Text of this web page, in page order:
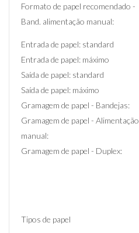
Formato de papel recomendado -
Band. alimentação manual:
Entrada de papel: standard
Entrada de papel: máximo
Saída de papel: standard
Saída de papel: máximo
Gramagem de papel - Bandejas:
Gramagem de papel - Alimentação
manual:
Gramagem de papel - Duplex:
Tipos de papel